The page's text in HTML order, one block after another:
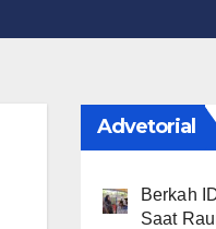
Advetorial
Berkah
Saat